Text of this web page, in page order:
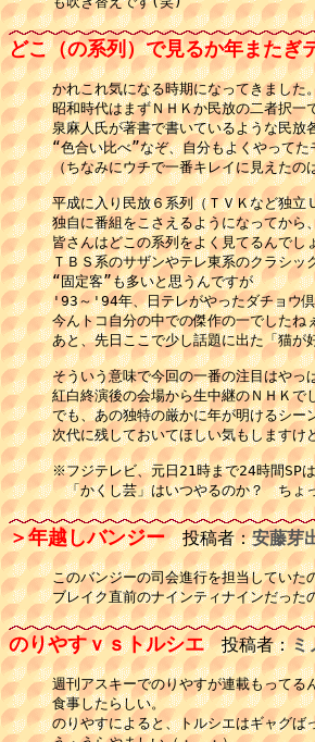
どこ（の系列）で見るか年またぎ
かれこれ気になる時期になってきました
昭和時代はまずＮＨＫか民放の二者択一
泉麻人氏が著書で書いているような民放
“色合い比べ”なぞ、自分もよくやってた
（ちなみにウチで一番キレイに見えたの
平成に入り民放６系列（ＴＶＫなど独立
独自に番組をこさえるようになってから、
皆さんはどこの系列をよく見てるんでし
ＴＢＳ系のサザンやテレ東系のクラシッ
“固定客”も多いと思うんですが
'93～'94年、日テレがやったダチョウ
今んトコ自分の中での傑作の一でしたね
あと、先日ここで少し話題に出た「猫
そういう意味で今回の一番の注目はやっ
紅白終演後の会場から生中継のＮＨＫで
でも、あの独特の厳かに年が明けるシー
次代に残しておいてほしい気もしますけ
※フジテレビ、元日21時まで24時間SP
「かくし芸」はいつやるのか？　ちょ
＞年越しバンジー投稿者：安藤芽
このバンジーの司会進行を担当していた
ブレイク直前のナインティナインだった
のりやすｖｓトルシエ投稿者：ミ
週刊アスキーでのりやすが連載もってる
食事したらしい。
のりやすによると、トルシエはギャグば